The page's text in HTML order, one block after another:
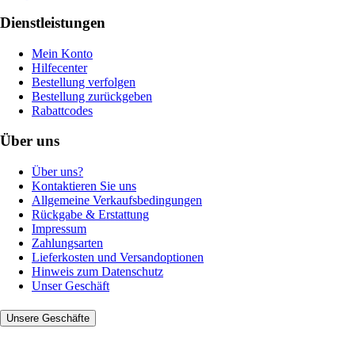
Dienstleistungen
Mein Konto
Hilfecenter
Bestellung verfolgen
Bestellung zurückgeben
Rabattcodes
Über uns
Über uns?
Kontaktieren Sie uns
Allgemeine Verkaufsbedingungen
Rückgabe & Erstattung
Impressum
Zahlungsarten
Lieferkosten und Versandoptionen
Hinweis zum Datenschutz
Unser Geschäft
Unsere Geschäfte